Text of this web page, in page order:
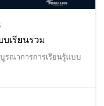
เรียนรวม
ณาการการเรียนรู้แบบ